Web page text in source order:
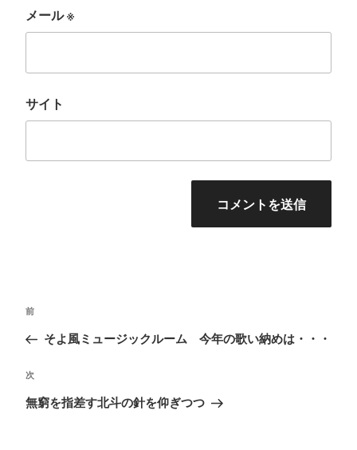
メール※
サイト
投
ナ
ビ
ゲ
ー
前
の
稿
前
そよ風ミュージックルーム 今年の歌い納めは・・・
次
の
次
無窮を指差す北斗の針を仰ぎつつ